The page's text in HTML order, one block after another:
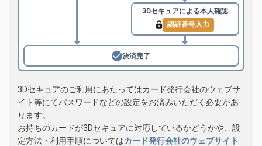
3Dセキュアによる本人確認
認証番号入力
決済完了
3Dセキュアのご利用にあたってはカード発行会社のウェブサ
イト等にてパスワードなどの設定をお済みいただく必要があ
ります。
お持ちのカードが3Dセキュアに対応しているかどうかや、設
定方法・利用手順についてはカード発行会社のウェブサイト